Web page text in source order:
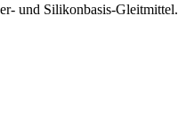
und Silikonbasis-Gleitmittel.